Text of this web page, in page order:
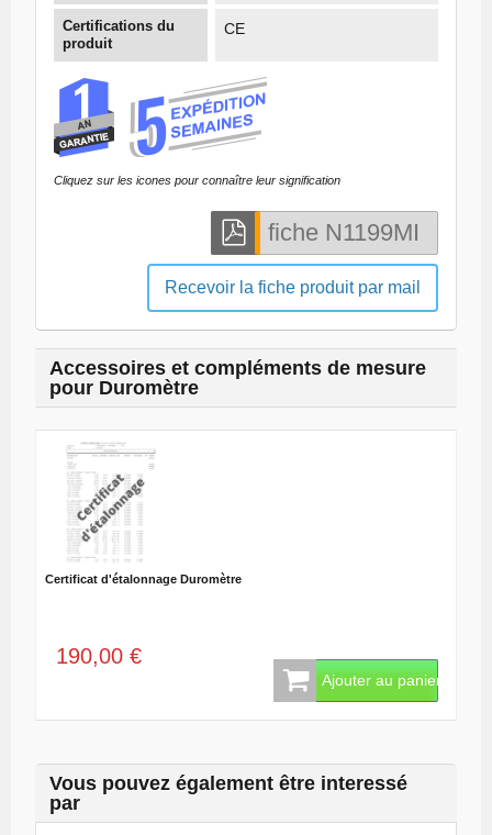
Certifications du
produit
CE
Cliquez sur les icones pour connaître leur signification
Recevoir la fiche produit par mail
Accessoires et compléments de mesure
pour Duromètre
Certificat d'étalonnage Duromètre
190,00 €
Ajouter au panier
Vous pouvez également être interessé
par